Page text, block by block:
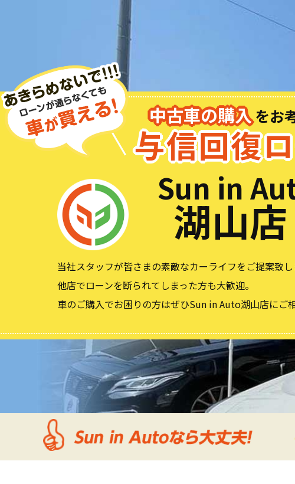
中古車の購入 をお
与信回復
Sun in
湖山店
当社スタッフが皆さまの素敵なカーライフをご提案致し
他店でローンを断られてしまった方も大歓迎。
車のご購入でお困りの方はぜひSun in Auto湖山店にご